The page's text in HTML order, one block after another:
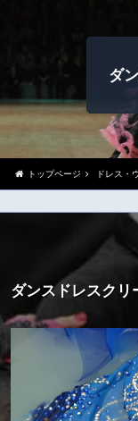
ダ
トップページ ドレス・
ダンスドレスク